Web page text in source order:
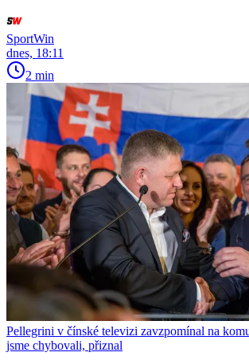
SportWin
dnes, 18:11
2 min
Pellegrini v čínské televizi zavzpomínal na
jsme chybovali, přiznal